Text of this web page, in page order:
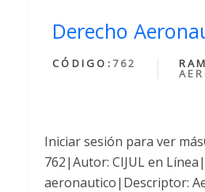
Derecho
CÓDIGO: 762
Iniciar sesión para ver
762|Autor: CIJUL en
aeronautico|Descriptor: